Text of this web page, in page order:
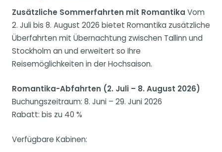
Zusätzliche Sommerfahrten mit Romantika Vom
2. Juli bis 8. August 2026 bietet Romantika zusätzliche
Überfahrten mit Übernachtung zwischen Tallinn und
Stockholm an und erweitert so Ihre
Reisemöglichkeiten in der Hochsaison.
Romantika-Abfahrten (2. Juli – 8. August 2026)
Buchungszeitraum: 8. Juni – 29. Juni 2026
Rabatt: bis zu 40 %
Verfügbare Kabinen: